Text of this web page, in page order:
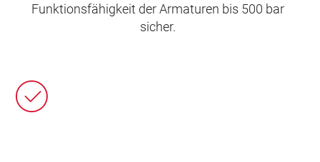
Funktionsfähigkeit der Armaturen bis 500 bar
sicher.